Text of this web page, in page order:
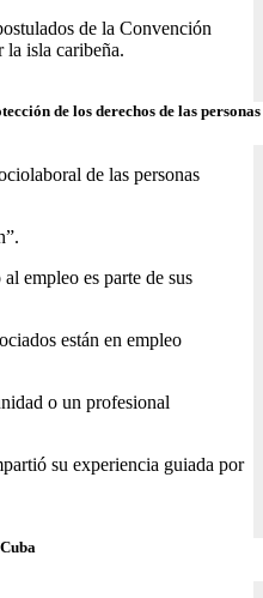
de la Convención
la isla caribeña.
de los derechos de las
de las personas
empleo es parte de sus
están en empleo
o un profesional
su experiencia guiada por